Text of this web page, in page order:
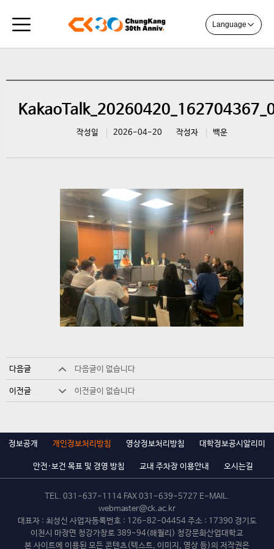
Language
작성일 2026-04-20 작성자 백운
다음글 다음글이 없습니다
이전글 이전글이 없습니다
정보공개 개인정보처리방침 영상정보처리방침 대학정보공시알리미
안전·보건 목표 및 경영 방침 교내 주차장 이용안내 오시는길
TEL. 031-637-1114 FAX 031-639-5727 E-MAIL.
webmaster@ck.ac.kr
대표자 : 최성신 사업자등록번호 : 126-82-04454 주소 : 17390 경기도
이천시 마장면 청강가창로 389-94(해월리) 청강문화산업대학교
본 사이트에 이용된 모든 콘텐츠(텍스트, 이미지, 영상 등)의 저작권은